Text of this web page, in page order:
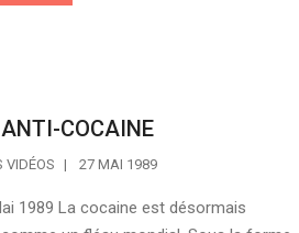
COCAINE
VIDÉOS 27 MAI 1989
1989 La cocaine est désormais